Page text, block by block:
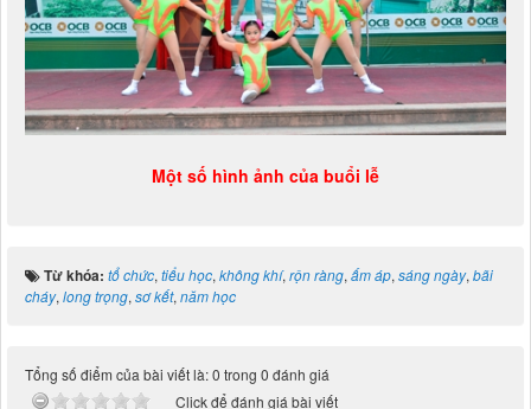
Một số hình ảnh của buổi lễ
Từ khóa: tổ chức, tiểu học, không khí, rộn ràng, ấm áp, sáng ngày, bãi
cháy, long trọng, sơ kết, năm học
Tổng số điểm của bài viết là: 0 trong 0 đánh giá
Click để đánh giá bài viết